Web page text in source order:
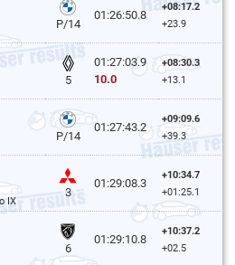
P/14
01:26:50.8
+08:17.2
+23.9
5
01:27:03.9
10.0
+08:30.3
+13.1
P/14
01:27:43.2
+09:09.6
+39.3
IX
3
01:29:08.3
+10:34.7
+01:25.1
6
01:29:10.8
+10:37.2
+02.5